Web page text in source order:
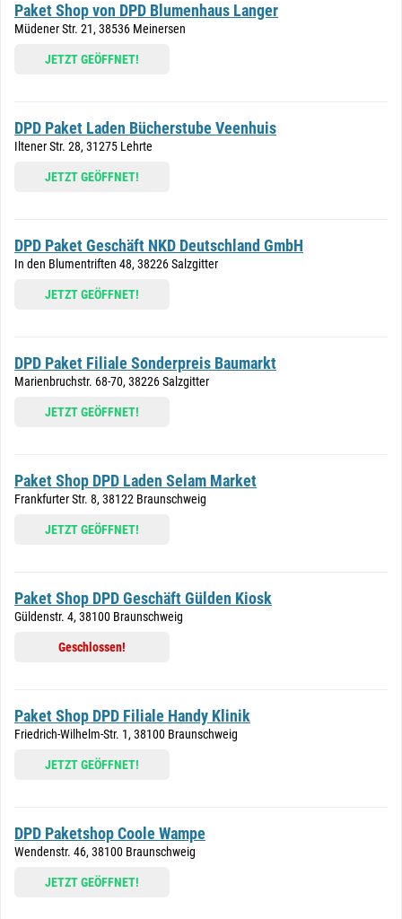
Paket Shop von DPD Blumenhaus Langer
Müdener Str. 21, 38536 Meinersen
JETZT GEÖFFNET!
DPD Paket Laden Bücherstube Veenhuis
Iltener Str. 28, 31275 Lehrte
JETZT GEÖFFNET!
DPD Paket Geschäft NKD Deutschland GmbH
In den Blumentriften 48, 38226 Salzgitter
JETZT GEÖFFNET!
DPD Paket Filiale Sonderpreis Baumarkt
Marienbruchstr. 68-70, 38226 Salzgitter
JETZT GEÖFFNET!
Paket Shop DPD Laden Selam Market
Frankfurter Str. 8, 38122 Braunschweig
JETZT GEÖFFNET!
Paket Shop DPD Geschäft Gülden Kiosk
Güldenstr. 4, 38100 Braunschweig
Geschlossen!
Paket Shop DPD Filiale Handy Klinik
Friedrich-Wilhelm-Str. 1, 38100 Braunschweig
JETZT GEÖFFNET!
DPD Paketshop Coole Wampe
Wendenstr. 46, 38100 Braunschweig
JETZT GEÖFFNET!